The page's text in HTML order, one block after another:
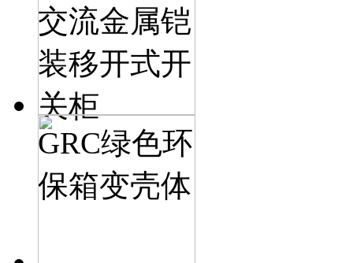
交流金属铠
装移开式开
关柜
GRC绿色环
保箱变壳体